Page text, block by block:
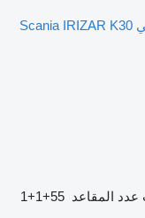
الباص السياحي Scania IRIZAR K30
عدد المقاعد 55+1+1